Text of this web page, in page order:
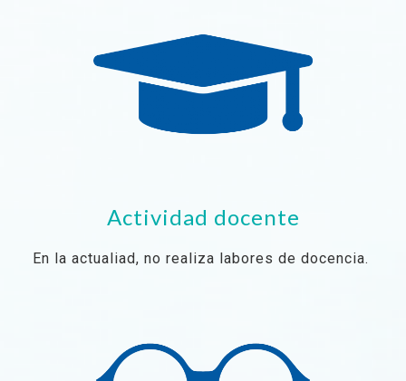
Actividad docente
En la actualiad, no realiza labores de docencia.